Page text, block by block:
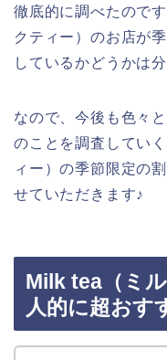
徹底的に調べたので
クティー）のお店が
しているかどうかは
なので、今後も色々
のことを調査してい
ィー）の季節限定の
せていただきます♪
Milk tea（ミ
人的に超おす